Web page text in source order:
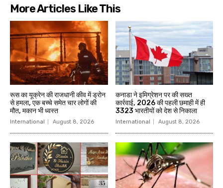
More Articles Like This
रूस का यूक्रेन की राजधानी कीव में ड्रोन
से हमला, एक बच्चे समेत चार लोगों की
मौत, मकान भी ध्वस्त
International August 8, 2026
कनाडा ने इमिग्रेशन पर की सख्त
कार्रवाई, 2026 की पहली छमाही में ही
3323 भारतीयों को देश से निकाला
International August 8, 2026